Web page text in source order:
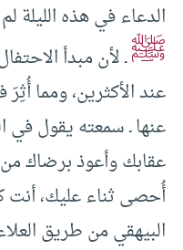
الدعاء في هذه الليلة
ﷺـ لأن مبدأ
عند الأكثرين، ومما
عنها ـ سمعته يقول في
عقابك وأعوذ برضاك
أُحصى ثناء عليك، أنت
البيهقي من طريق